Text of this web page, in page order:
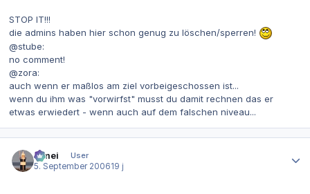
STOP IT!!!
die admins haben hier schon genug zu löschen/sperren!
@stube:
no comment!
@zora:
auch wenn er maßlos am ziel vorbeigeschossen ist...
wenn du ihm was "vorwirfst" musst du damit rechnen das er
etwas erwiedert - wenn auch auf dem falschen niveau...
bimei
User
5. September 200619 j